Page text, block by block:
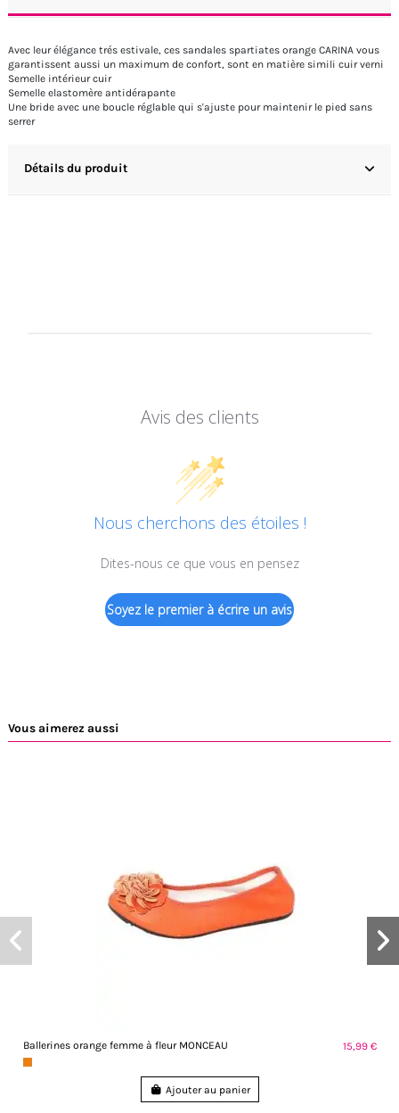
Avec leur élégance trés estivale, ces sandales spartiates orange CARINA vous
garantissent aussi un maximum de confort, sont en matière simili cuir verni
Semelle intérieur cuir
Semelle elastomère antidérapante
Une bride avec une boucle réglable qui s'ajuste pour maintenir le pied sans
serrer
Détails du produit
Avis des clients
Nous cherchons des étoiles !
Dites-nous ce que vous en pensez
Soyez le premier à écrire un avis
Vous aimerez aussi
Ballerines orange femme à fleur MONCEAU 15,99 €
Ajouter au panier